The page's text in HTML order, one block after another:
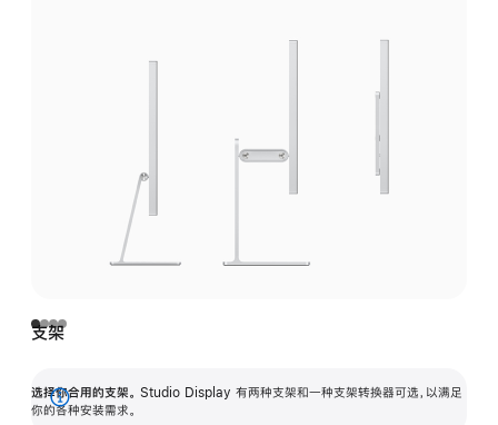
支架
选择你合用的支架。 Studio Display 有两种支架和一种支架转换器可选，以满足
你的各种安装需求。
展